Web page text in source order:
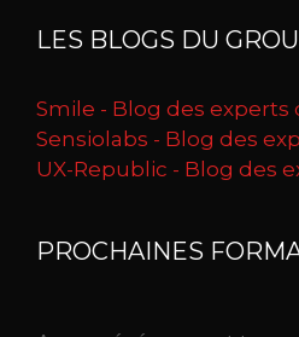
LES BLOGS DU
Smile - Blog des experts
Sensiolabs - Blog des
UX-Republic - Blog des
PROCHAINES